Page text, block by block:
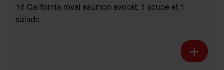
16 California royal saumon avocat, 1 soupe et 1
salade.